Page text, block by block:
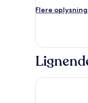
Flere
Flere
dobbeltværelse
delvis
Hotel